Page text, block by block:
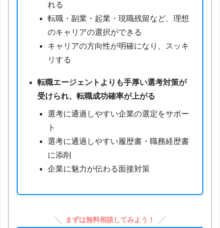
れる
転職・副業・起業・現職残留など、理想
のキャリアの選択ができる
キャリアの方向性が明確になり、スッキ
リする
転職エージェントよりも手厚い選考対策が
受けられ、転職成功確率が上がる
選考に通過しやすい企業の選定をサポー
ト
選考に通過しやすい履歴書・職務経歴書
に添削
企業に魅力が伝わる面接対策
まずは無料相談してみよう！